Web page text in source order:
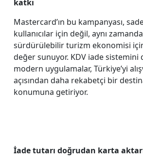
katkı
Mastercard’ın bu kampanyası,
kullanıcılar için değil, aynı
sürdürülebilir turizm ekonomisi
değer sunuyor. KDV iade sistemini
modern uygulamalar, Türkiye’yi
açısından daha rekabetçi bir
konumuna getiriyor.
İade tutarı doğrudan karta